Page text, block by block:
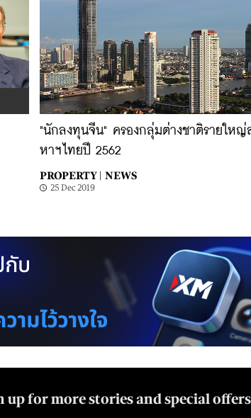
"นักลงทุนจีน" ครองกลุ่มต่างชาติรายใหญ่
หาฯไทยปี 2562
PROPERTY | NEWS
25 Dec 2019
up for more stories and special